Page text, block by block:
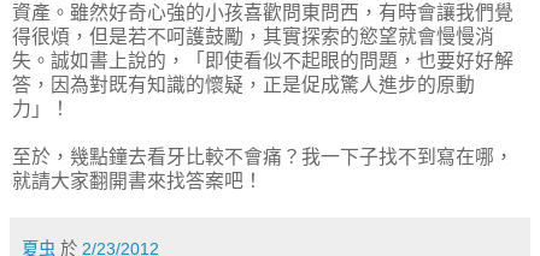
資產。雖然好奇心強的小孩喜歡問東問西，有時會讓我們覺
得很煩，但是若不呵護鼓勵，其實探索的慾望就會慢慢消
失。誠如書上說的，「即使看似不起眼的問題，也要好好解
答，因為對既有知識的懷疑，正是促成驚人進步的原動
力」！
至於，幾點鐘去看牙比較不會痛？我一下子找不到寫在哪，
就請大家翻開書來找答案吧！
夏虫 於 2/23/2012